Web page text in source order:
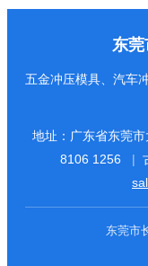
东莞
五金冲压模具、汽车
地址：广东省东莞
8106 1256
|
东莞市